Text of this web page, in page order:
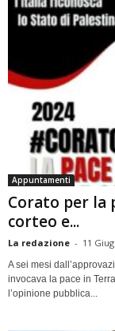
Appuntamenti
Corato per la
corteo e...
La redazione - 11
A sei mesi
invocava la pace in
l’opinione pubblica...